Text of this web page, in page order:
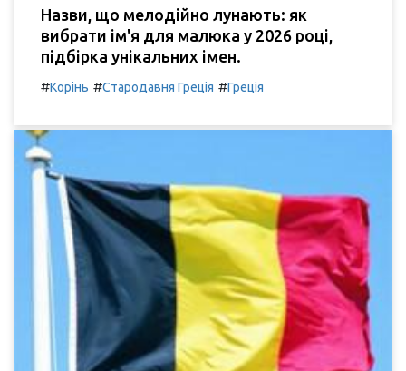
Назви, що мелодійно лунають: як
вибрати ім'я для малюка у 2026 році,
підбірка унікальних імен.
#Корінь #Стародавня Греція #Греція